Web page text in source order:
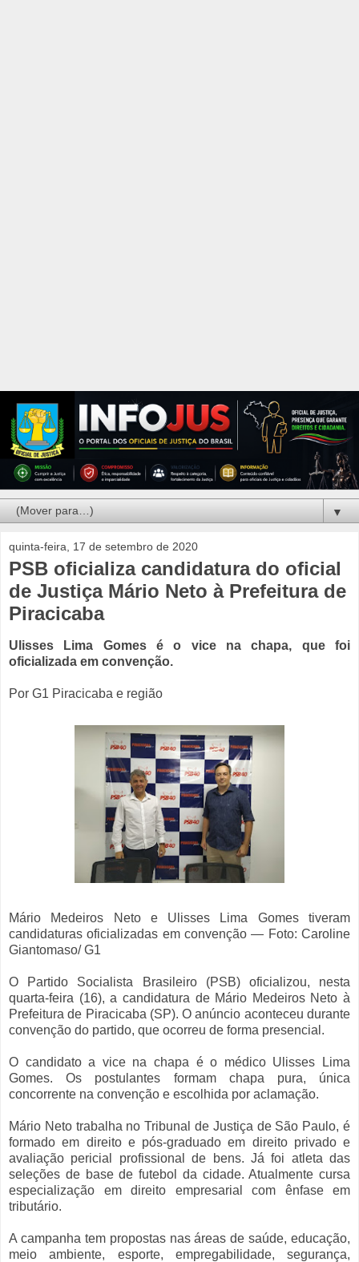
▼
quinta-feira, 17 de setembro de 2020
PSB oficializa candidatura do oficial
de Justiça Mário Neto à Prefeitura de
Piracicaba
Ulisses Lima Gomes é o vice na chapa, que foi
oficializada em convenção.
Por G1 Piracicaba e região
Mário Medeiros Neto e Ulisses Lima Gomes tiveram
candidaturas oficializadas em convenção — Foto: Caroline
Giantomaso/ G1
O Partido Socialista Brasileiro (PSB) oficializou, nesta
quarta-feira (16), a candidatura de Mário Medeiros Neto à
Prefeitura de Piracicaba (SP). O anúncio aconteceu durante
convenção do partido, que ocorreu de forma presencial.
O candidato a vice na chapa é o médico Ulisses Lima
Gomes. Os postulantes formam chapa pura, única
concorrente na convenção e escolhida por aclamação.
Mário Neto trabalha no Tribunal de Justiça de São Paulo, é
formado em direito e pós-graduado em direito privado e
avaliação pericial profissional de bens. Já foi atleta das
seleções de base de futebol da cidade. Atualmente cursa
especialização em direito empresarial com ênfase em
tributário.
A campanha tem propostas nas áreas de saúde, educação,
meio ambiente, esporte, empregabilidade, segurança,